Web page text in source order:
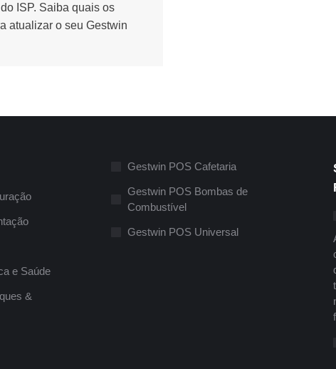
ISP. Saiba quais os
atualizar o seu Gestwin
e Saúde
&
Gestwin POS Cafetaria
Gestwin POS Bombas de
Combustível
Gestwin POS Universal